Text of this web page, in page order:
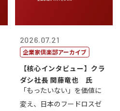
2026.07.21
企業家倶楽部アーカイブ
【核心インタビュー】クラ
ダシ社長 関藤竜也 氏
「もったいない」を価値に
変え、日本のフードロスゼ